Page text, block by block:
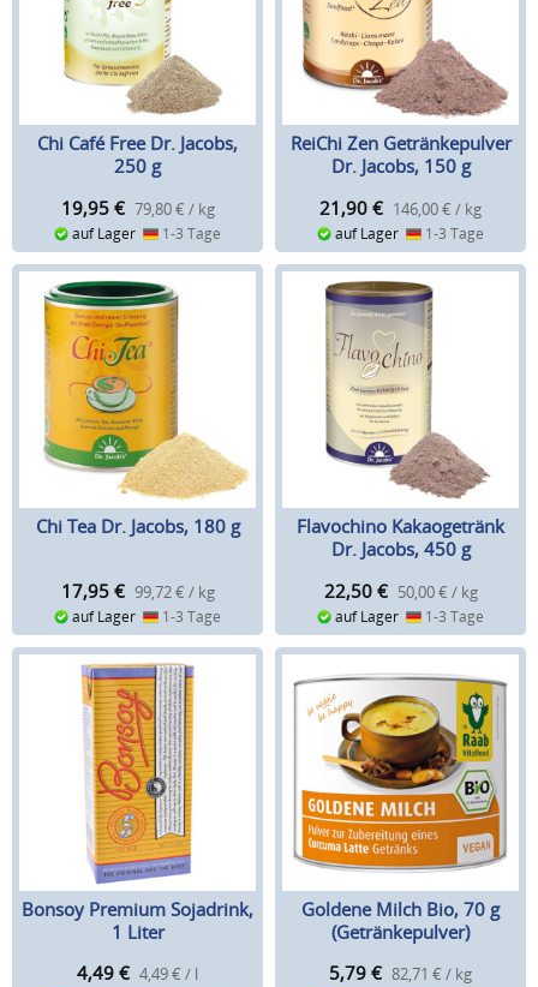
Chi Café Free Dr. Jacobs,
250 g
19,95 € 79,80 € / kg
auf Lager 1-3 Tage
ReiChi Zen Getränkepulver
Dr. Jacobs, 150 g
21,90 € 146,00 € / kg
auf Lager 1-3 Tage
Chi Tea Dr. Jacobs, 180 g
17,95 € 99,72 € / kg
auf Lager 1-3 Tage
Flavochino Kakaogetränk
Dr. Jacobs, 450 g
22,50 € 50,00 € / kg
auf Lager 1-3 Tage
Bonsoy Premium Sojadrink,
1 Liter
4,49 € 4,49 € / l
Goldene Milch Bio, 70 g
(Getränkepulver)
5,79 € 82,71 € / kg